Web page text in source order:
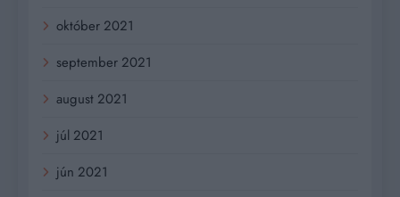
október 2021
september 2021
august 2021
júl 2021
jún 2021